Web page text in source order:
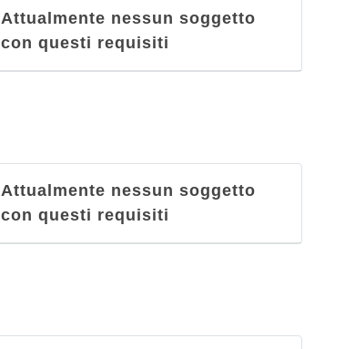
Attualmente nessun soggetto
con questi requisiti
Attualmente nessun soggetto
con questi requisiti